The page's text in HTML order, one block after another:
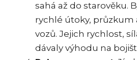
sahá až do starověku.
rychlé útoky, průzkum
vozů. Jejich rychlost,
dávaly výhodu na